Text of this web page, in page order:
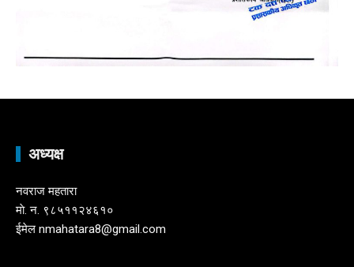
अध्यक्ष
नवराज महतारा
माे. न. ९८५११२४६१०
ईमेल nmahatara8@gmail.com